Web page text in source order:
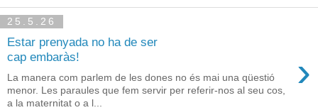
25.5.26
Estar prenyada no ha de ser
cap embaràs!
›
La manera com parlem de les dones no és mai una qüestió
menor. Les paraules que fem servir per referir-nos al seu cos,
a la maternitat o a l...